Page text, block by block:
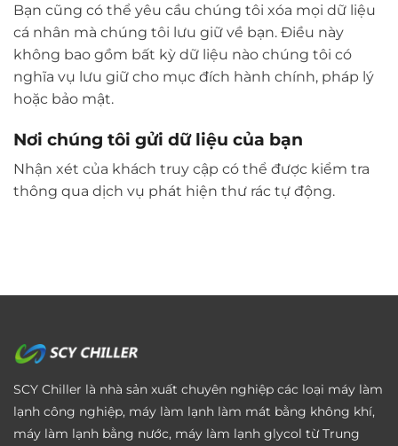
Bạn cũng có thể yêu cầu chúng tôi xóa mọi dữ liệu
cá nhân mà chúng tôi lưu giữ về bạn. Điều này
không bao gồm bất kỳ dữ liệu nào chúng tôi có
nghĩa vụ lưu giữ cho mục đích hành chính, pháp lý
hoặc bảo mật.
Nơi chúng tôi gửi dữ liệu của bạn
Nhận xét của khách truy cập có thể được kiểm tra
thông qua dịch vụ phát hiện thư rác tự động.
SCY Chiller là nhà sản xuất chuyên nghiệp các loại máy làm
lạnh công nghiệp, máy làm lạnh làm mát bằng không khí,
máy làm lạnh bằng nước, máy làm lạnh glycol từ Trung